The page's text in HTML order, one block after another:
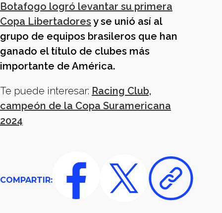
Botafogo logró levantar su primera
Copa Libertadoresy se unió así al
grupo de equipos brasileros que han
ganado el título de clubes más
importante de América.
Te puede interesar: Racing Club,
campeón de la Copa Suramericana
2024
COMPARTIR: